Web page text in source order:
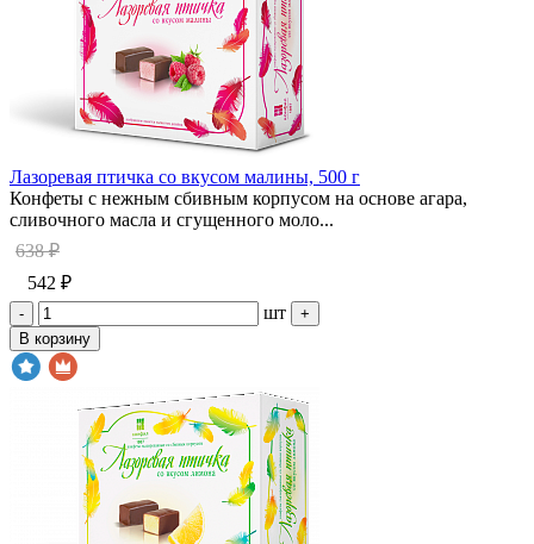
Лазоревая птичка со вкусом малины, 500 г
Конфеты с нежным сбивным корпусом на основе агара,
сливочного масла и сгущенного моло...
638 ₽
542 ₽
- шт
+
В корзину